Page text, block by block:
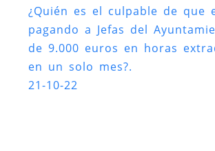
¿Quién es el culpable de que
pagando a Jefas del
de 9.000 euros en horas
en un solo mes?.
21-10-22